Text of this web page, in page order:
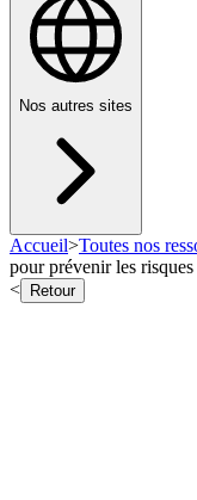
Nos autres sites
Accueil>Toutes nos
pour prévenir les
<
Retour